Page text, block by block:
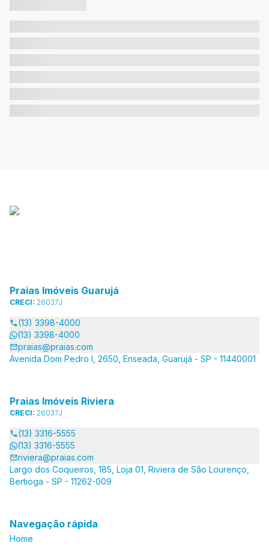
Praias Imóveis Guarujá
CRECI: 26037J
(13) 3398-4000
(13) 3398-4000
praias@praias.com
Avenida Dom Pedro I, 2650, Enseada, Guarujá - SP - 11440001
Praias Imóveis Riviera
CRECI: 26037J
(13) 3316-5555
(13) 3316-5555
riviera@praias.com
Largo dos Coqueiros, 185, Loja 01, Riviera de São Lourenço,
Bertioga - SP - 11262-009
Navegação rápida
Home